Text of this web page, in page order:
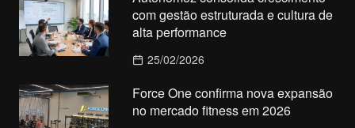
com gestão estruturada e cultura de
alta performance
25/02/2026
Force One confirma nova expansão
no mercado fitness em 2026